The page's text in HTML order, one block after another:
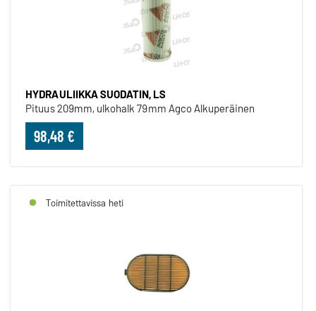
HYDRAULIIKKA SUODATIN, LS
Pituus 209mm, ulkohalk 79mm Agco Alkuperäinen
98,48 €
Toimitettavissa heti